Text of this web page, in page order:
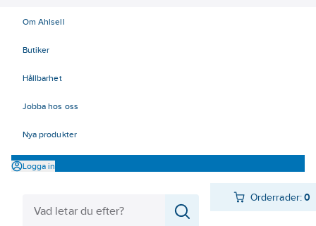
Om Ahlsell
Butiker
Hållbarhet
Jobba hos oss
Nya produkter
Logga in
Orderrader:0